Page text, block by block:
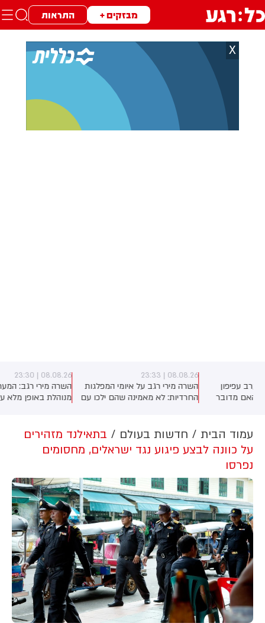
מבזקים + התראות
X
השרה מירי רגב על איומי המפלגות
החרדיות: לא מאמינה שהם ילכו עם
שהם צריכים להתגייס". על יאיר גולן
אמרה השרה: "הוא עומד בראש
מפלגה תומכת טרור". לסיום פנתה
לגלעד ארדן: "אל תבזבז קולות של
הימין"
השרה מירי רגב: המערכה באיראן
מנוהלת באופן מלא על-ידי נשיא
איראן תתקוף את ישראל - אנחנו
לא מחוייבים לשום הסכם
עמוד הבית חדשות בעולם
בתאילנד מזהירים
על כוונה לבצע פיגוע נגד ישראלים, מחסומים
נפרסו